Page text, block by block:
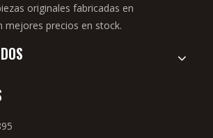
originales fabricadas en
mejores precios en stock.